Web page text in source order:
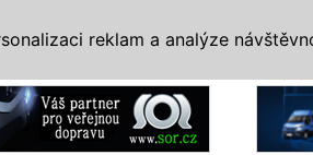
reklam a analýze